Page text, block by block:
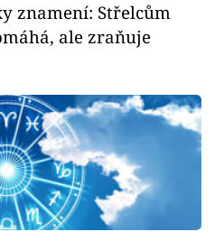
znamení: Střelcům
ale zraňuje